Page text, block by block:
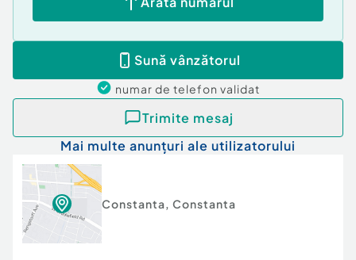
Sună vânzătorul
numar de telefon validat
Trimite mesaj
Mai multe anunțuri ale utilizatorului
Constanta, Constanta